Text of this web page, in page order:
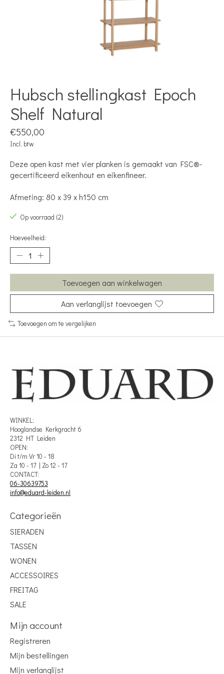
Hubsch stellingkast Epoch
Shelf Natural
€550,00
Incl. btw
Deze open kast met vier planken is gemaakt van FSC®-
gecertificeerd eikenhout en eikenfineer.
Afmeting: 80 x 39 x h150 cm
Op voorraad (2)
Hoeveelheid:
Toevoegen aan winkelwagen
Aan verlanglijst toevoegen
Toevoegen om te vergelijken
WINKEL:
Hooglandse Kerkgracht 6
2312 HT Leiden
OPEN:
Di t/m Vr 10 - 18
Za 10 - 17 | Zo 12 - 17
CONTACT:
06-30639753
info@eduard-leiden.nl
Categorieën
SIERADEN
TASSEN
WONEN
ACCESSOIRES
FREITAG
SALE
Mijn account
Registreren
Mijn bestellingen
Mijn verlanglijst